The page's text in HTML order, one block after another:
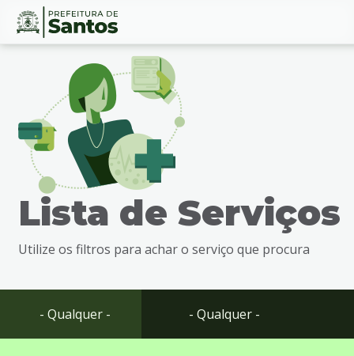
Ir
busca
Ir
rodapé
Conteúdo
Lista de Serviços
Utilize os filtros para achar o serviço que procura
- Qualquer - - Qualquer -